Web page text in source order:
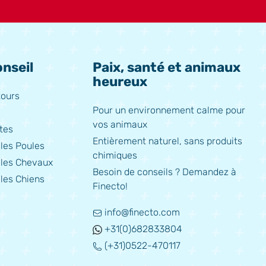
Poules
Chevaux
Chiens
Paix, santé et animaux
heureux
Pour un environnement calme pour
vos animaux
Entièrement naturel, sans produits
chimiques
Besoin de conseils ? Demandez à
Finecto!
info@finecto.com
+31(0)682833804
(+31)0522-470117